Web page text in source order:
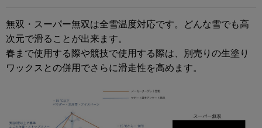
無双・スーパー無双は全雪温度対応です。どんな雪でも高
次元で滑ることが出来ます。
春まで使用する際や競技で使用する際は、別売りの生塗り
ワックスとの併用でさらに滑走性を高めます。